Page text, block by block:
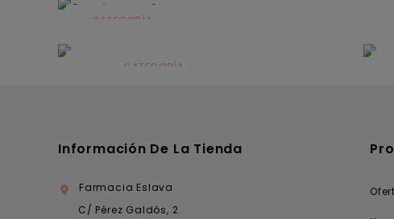
CATEGORÍA
CATEGORÍA
Información De La Tienda

Farmacia Eslava
C/ Pérez Galdós, 2